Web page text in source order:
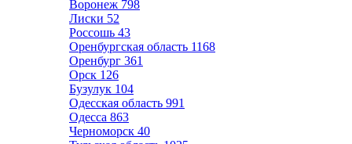
Воронеж 798
Лиски 52
Россошь 43
Оренбургская область 1168
Оренбург 361
Орск 126
Бузулук 104
Одесская область 991
Одесса 863
Черноморск 40